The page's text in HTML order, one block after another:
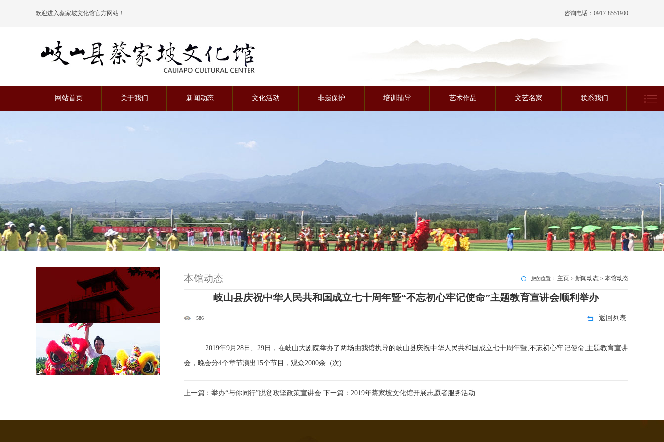
欢迎进入蔡家坡文化馆官方网站！ 咨询电话：0917-8551900
网站首页 关于我们 新闻动态 文化活动 非遗保护 培训辅导 艺术作品 文艺名家 联系我们
本馆动态 您的位置： 主页 > 新闻动态 > 本馆动态
岐山县庆祝中华人民共和国成立七十周年暨“不忘初心牢记使命”主题教育宣讲会顺利举办
586 返回列表
2019年9月28日、29日，在岐山大剧院举办了两场由我馆执导的岐山县庆祝中华人民共和国成立七十周年暨;不忘初心牢记使命;主题教育宣讲
会，晚会分4个章节演出15个节目，观众2000余（次).
上一篇：举办“与你同行”脱贫攻坚政策宣讲会 下一篇：2019年蔡家坡文化馆开展志愿者服务活动